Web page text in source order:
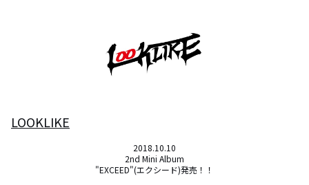
LOOKLIKE
2018.10.10
2nd Mini Album
"EXCEED"(エクシード)発売！！